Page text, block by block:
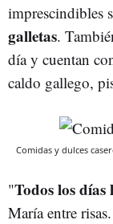
imprescindibles
galletas.
día y cuentan
caldo gallego,
Comidas y dulces
"Todos los días
María entre